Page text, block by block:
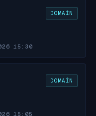
DOMAIN
15:30
DOMAIN
15:05